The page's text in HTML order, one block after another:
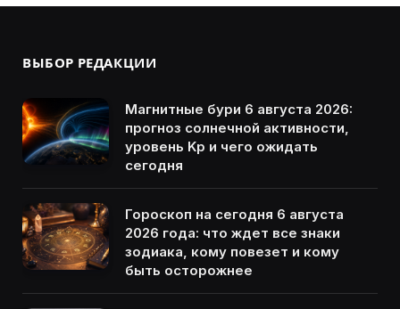
ВЫБОР РЕДАКЦИИ
Магнитные бури 6 августа 2026:
прогноз солнечной активности,
уровень Kp и чего ожидать
сегодня
Гороскоп на сегодня 6 августа
2026 года: что ждет все знаки
зодиака, кому повезет и кому
быть осторожнее